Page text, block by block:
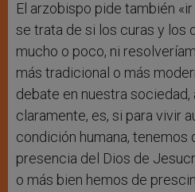
El arzobispo pide también
se trata de si los curas y los
mucho o poco, ni
más tradicional o más
debate en nuestra sociedad,
claramente, es, si para vivir
condición humana, tenemos
presencia del Dios de
o más bien hemos de